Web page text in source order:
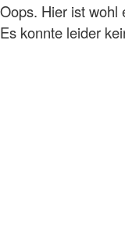
Oops. Hier ist wohl
Es konnte leider